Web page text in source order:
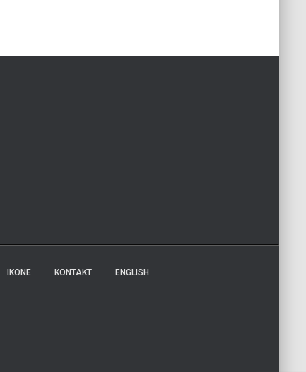
IKONE KONTAKT ENGLISH